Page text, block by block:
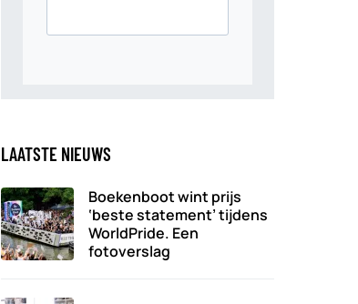
LAATSTE NIEUWS
Boekenboot wint prijs
‘beste statement’ tijdens
WorldPride. Een
fotoverslag